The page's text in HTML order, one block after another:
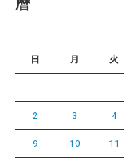
暦
日 月 火
2 3 4
9 10 11